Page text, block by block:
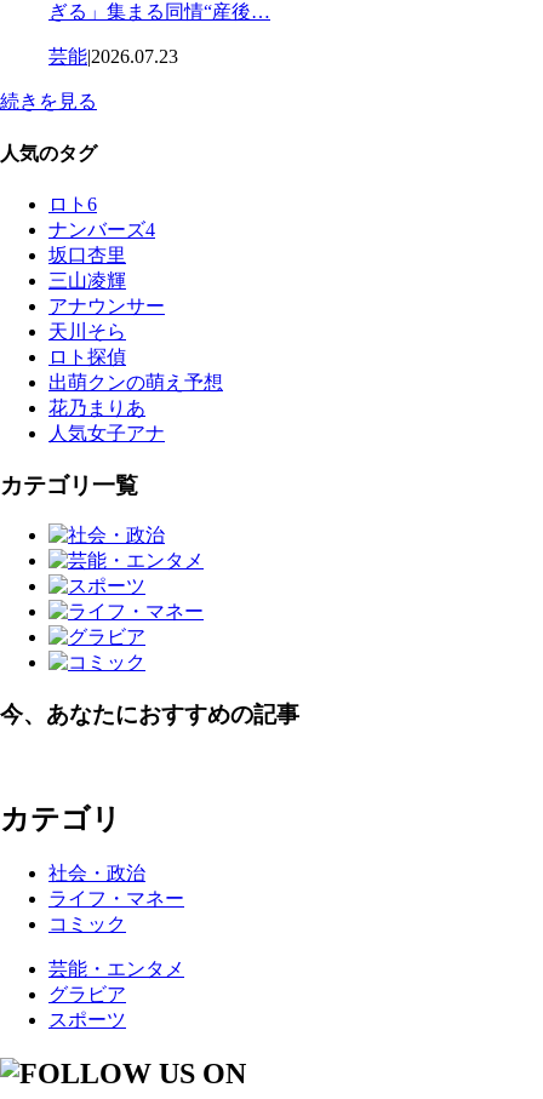
ぎる」集まる同情“産後…
芸能|2026.07.23
続きを見る
人気のタグ
ロト6
ナンバーズ4
坂口杏里
三山凌輝
アナウンサー
天川そら
ロト探偵
出萌クンの萌え予想
花乃まりあ
人気女子アナ
カテゴリ一覧
今、あなたにおすすめの記事
カテゴリ
社会・政治
ライフ・マネー
コミック
芸能・エンタメ
グラビア
スポーツ